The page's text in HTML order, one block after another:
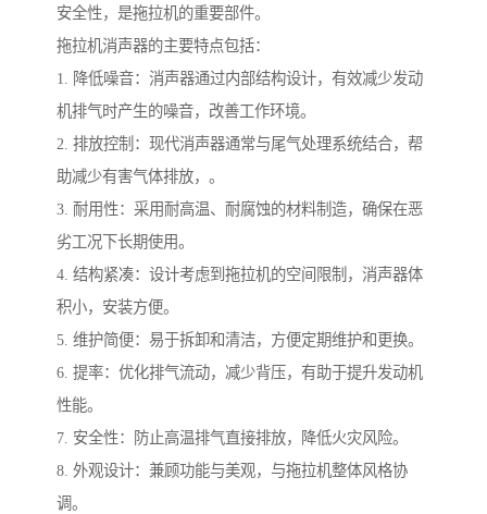
安全性，是拖拉机的重要部件。
拖拉机消声器的主要特点包括：
1. 降低噪音：消声器通过内部结构设计，有效减少发动
机排气时产生的噪音，改善工作环境。
2. 排放控制：现代消声器通常与尾气处理系统结合，帮
助减少有害气体排放，。
3. 耐用性：采用耐高温、耐腐蚀的材料制造，确保在恶
劣工况下长期使用。
4. 结构紧凑：设计考虑到拖拉机的空间限制，消声器体
积小，安装方便。
5. 维护简便：易于拆卸和清洁，方便定期维护和更换。
6. 提率：优化排气流动，减少背压，有助于提升发动机
性能。
7. 安全性：防止高温排气直接排放，降低火灾风险。
8. 外观设计：兼顾功能与美观，与拖拉机整体风格协
调。